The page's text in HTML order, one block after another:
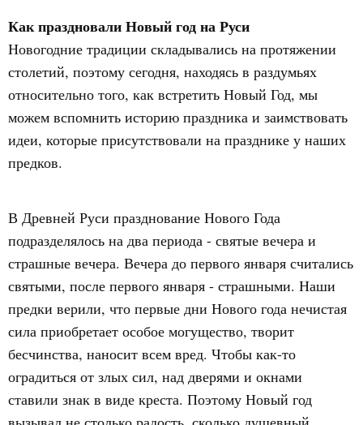
Как праздновали Новый год на Руси
Новогодние традиции складывались на протяжении
столетий, поэтому сегодня, находясь в раздумьях
относительно того, как встретить Новый Год, мы
можем вспомнить историю праздника и заимствовать
идеи, которые присутствовали на празднике у наших
предков.
В Древней Руси празднование Нового Года
подразделялось на два периода - святые вечера и
страшные вечера. Вечера до первого января считались
святыми, после первого января - страшными. Наши
предки верили, что первые дни Нового года нечистая
сила приобретает особое могущество, творит
бесчинства, наносит всем вред. Чтобы как-то
оградиться от злых сил, над дверями и окнами
ставили знак в виде креста. Поэтому Новый год